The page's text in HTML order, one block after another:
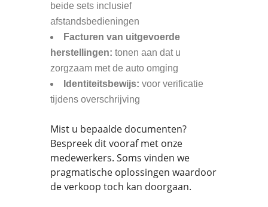
beide sets inclusief
afstandsbedieningen
Facturen van uitgevoerde
herstellingen: tonen aan dat u
zorgzaam met de auto omging
Identiteitsbewijs: voor verificatie
tijdens overschrijving
Mist u bepaalde documenten?
Bespreek dit vooraf met onze
medewerkers. Soms vinden we
pragmatische oplossingen waardoor
de verkoop toch kan doorgaan.